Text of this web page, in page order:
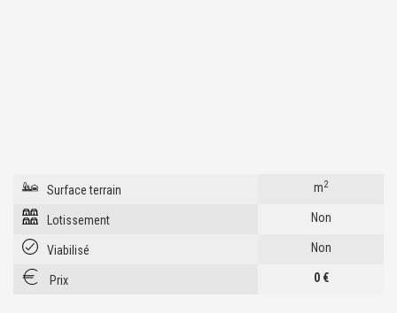
Surface terrain m2
Lotissement Non
Viabilisé Non
Prix 0 €